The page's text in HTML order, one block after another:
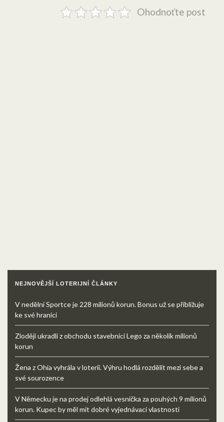
Ohodnoťte post
NEJNOVĚJŠÍ LOTERIJNÍ ČLÁNKY
V nedělní Sportce je 228 milionů korun. Bonus už se přibližuje
ke své hranici
Zloději ukradli z obchodu stavebnici Lego za několik milionů
korun
Žena z Ohia vyhrála v loterii. Výhru hodlá rozdělit mezi sebe a
své sourozence
V Německu je na prodej odlehlá vesnička za pouhých 9 milionů
korun. Kupec by měl mít dobré vyjednávací vlastnosti